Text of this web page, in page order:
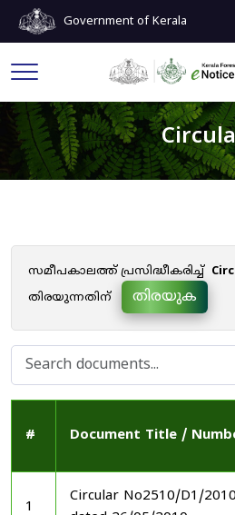
Government of Kerala
സമീപകാലത്ത് പ്രസിദ്ധീകരിച്ച്
തിരയുന്നതിന്
തിരയുക
# Document Title /
1
Circular No2510/D1/